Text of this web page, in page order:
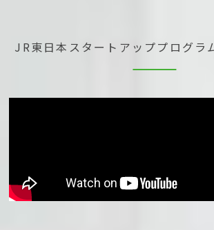
JR東日本スタートアッププログラ